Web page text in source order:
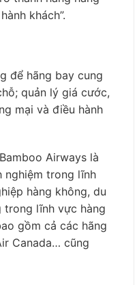
khách”.
để hãng bay cung
quản lý giá cước,
mại và điều hành
Airways là
nghiệm trong lĩnh
hàng không, du
trong lĩnh vực hàng
gồm cả các hãng
Canada… cũng